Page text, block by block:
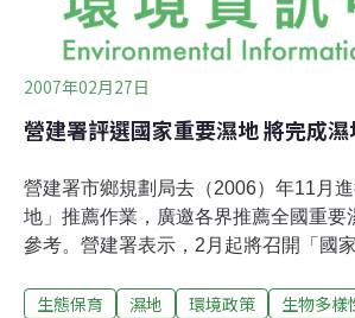
2007年02月27日
營建署評選國家重要濕地 將完成濕
營建署市鄉規劃局去（2006）年11月
地」推薦作業，廣邀各界推薦全國重要
參考。營建署表示，2月起將召開「國
的推薦活動中，截至1 月底止，各界共
生態保育 濕地 環境政策 生物多樣